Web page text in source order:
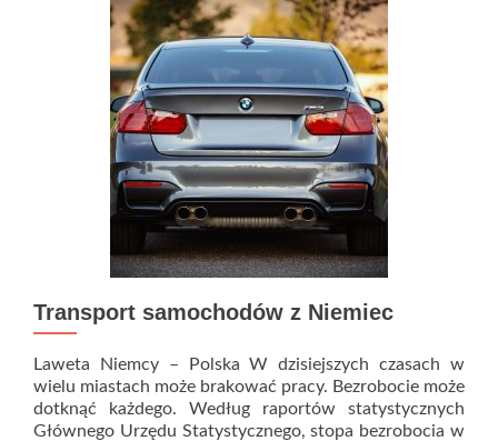
Transport samochodów z Niemiec
Laweta Niemcy – Polska W dzisiejszych czasach w
wielu miastach może brakować pracy. Bezrobocie może
dotknąć każdego. Według raportów statystycznych
Głównego Urzędu Statystycznego, stopa bezrobocia w